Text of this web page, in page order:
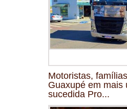
Motoristas,
Guaxupé em mais
sucedida Pro...